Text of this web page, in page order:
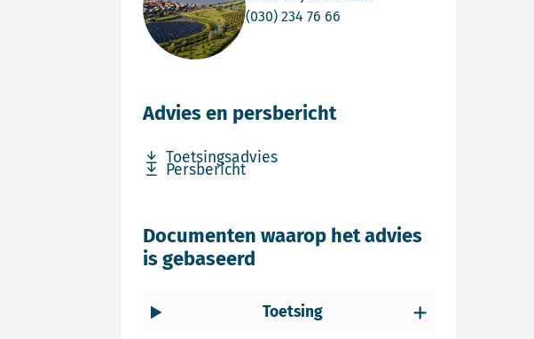
(030) 234 76 66
Advies en persbericht
Toetsingsadvies
Download bestand Toetsingsadvies
Persbericht
Download bestand Persbericht
Documenten waarop het advies
is gebaseerd
Toetsing